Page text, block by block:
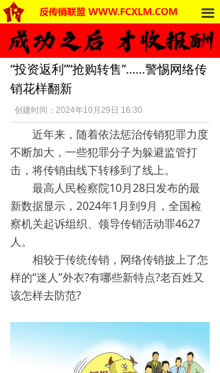
끀
首页
法律法规
反传销动态
受害者讲述
反传销杂谈
传销的危害
死人事件
传销的种类
南派传销
北派传销
网络传销
“投资返利”“抢购转售”……警惕网络传
销花样翻新
创建时间： 2024年10月29日 16:30
近年来，随着依法惩治传销犯罪力度
不断加大，一些犯罪分子为躲避监管打
击，将传销由线下转移到了线上。
最高人民检察院10月28日发布的最
新数据显示，2024年1月到9月，全国检
察机关起诉组织、领导传销活动罪4627
人。
相较于传统传销，网络传销披上了怎
样的“迷人”外衣?有哪些新特点?老百姓又
该怎样去防范?